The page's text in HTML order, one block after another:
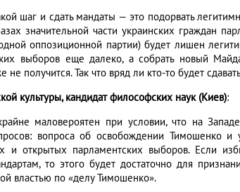
шаг и сдать мандаты — это подорвать
значительной части украинских граждан
оппозиционной партии) будет лишен
выборов еще далеко, а собрать новый
получится. Так что вряд ли кто-то будет
культуры, кандидат философских наук (Киев):
маловероятен при условии, что на Западе
вопроса об освобождении Тимошенко и
и открытых парламентских выборов. Если
то этого будет достаточно для
властью по «делу Тимошенко».